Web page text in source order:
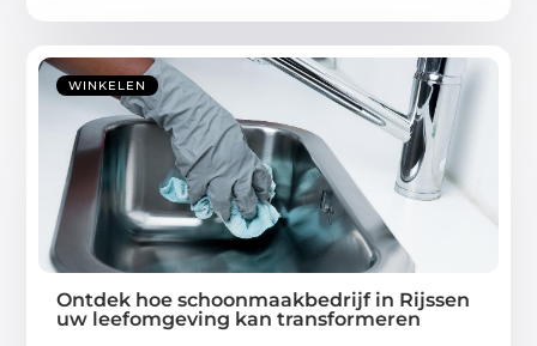
WINKELEN
Ontdek hoe schoonmaakbedrijf in Rijssen
uw leefomgeving kan transformeren